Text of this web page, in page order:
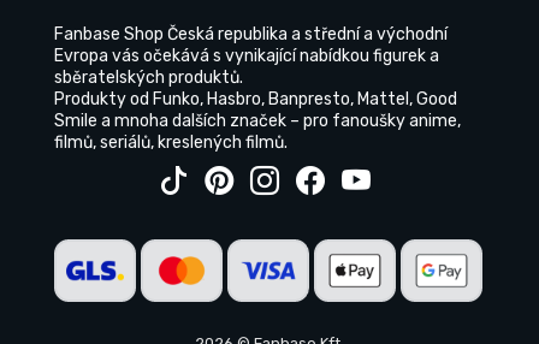
Fanbase Shop Česká republika a střední a východní
Evropa vás očekává s vynikající nabídkou figurek a
sběratelských produktů.
Produkty od Funko, Hasbro, Banpresto, Mattel, Good
Smile a mnoha dalších značek – pro fanoušky anime,
filmů, seriálů, kreslených filmů.